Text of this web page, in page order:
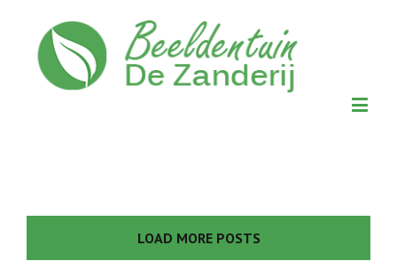
LOAD MORE POSTS